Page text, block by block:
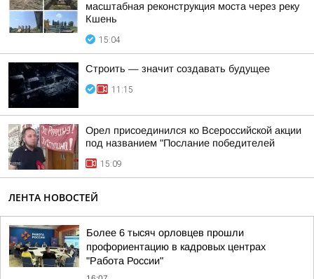
масштабная реконструкция моста через реку
Кшень
15:04
Строить — значит создавать будущее
11:15
Орел присоединился ко Всероссийской акции
под названием "Послание победителей
15:09
ЛЕНТА НОВОСТЕЙ
Более 6 тысяч орловцев прошли
профориентацию в кадровых центрах
"Работа России"